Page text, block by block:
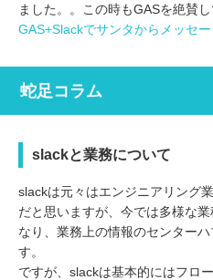
ました。。この時もGASを絶賛
GAS+Slackでサンタからメッセ
蛇足コラム
slackと業務について
slackは元々はエンジニアリング
だと思いますが、今では多様な
なり、業務上の情報のセンター
す。
ですが、slackは基本的にはフロ